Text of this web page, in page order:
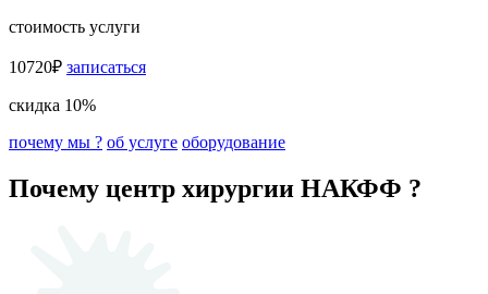
стоимость услуги
10720₽ записаться
скидка 10%
почему мы ? об услуге оборудование
Почему центр хирургии НАКФФ ?